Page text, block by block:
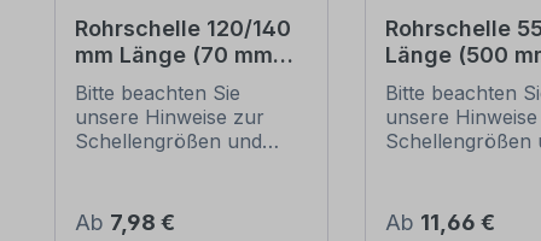
Rohrschelle 120/140
mm Länge (70 mm
Lochung) zur
Schilderbefestigung
Bitte beachten Sie
unsere Hinweise zur
Schellengrößen und
(weiter unten).
Regulärer Preis:
Ab 7,98 €
Rohrschelle
Länge (500
Lochung) zur
Bitte beachten
unsere
Schellengrößen
(weiter unten).
Regulärer Preis:
Ab 11,66 €